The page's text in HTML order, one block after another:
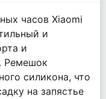
часов Xiaomi
и
и
Ремешок
силикона, что
на запястье